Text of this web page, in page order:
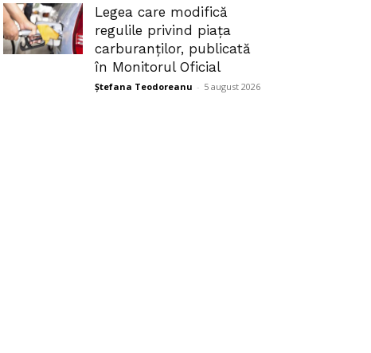
Legea care modifică
regulile privind piața
carburanților, publicată
în Monitorul Oficial
Ștefana Teodoreanu - 5 august 2026